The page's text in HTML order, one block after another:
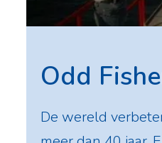
Odd
De wereld